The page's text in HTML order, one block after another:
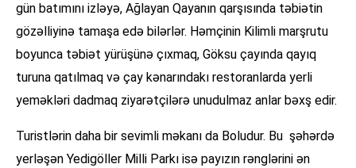
gün batımını izləyə, Ağlayan Qayanın qarşısında təbiətin
gözəlliyinə tamaşa edə bilərlər. Həmçinin Kilimli marşrutu
boyunca təbiət yürüşünə çıxmaq, Göksu çayında qayıq
turuna qatılmaq və çay kənarındakı restoranlarda yerli
yeməkləri dadmaq ziyarətçilərə unudulmaz anlar bəxş edir.
Turistlərin daha bir sevimli məkanı da Boludur. Bu şəhərdə
yerləşən Yedigöller Milli Parkı isə payızın rənglərini ən